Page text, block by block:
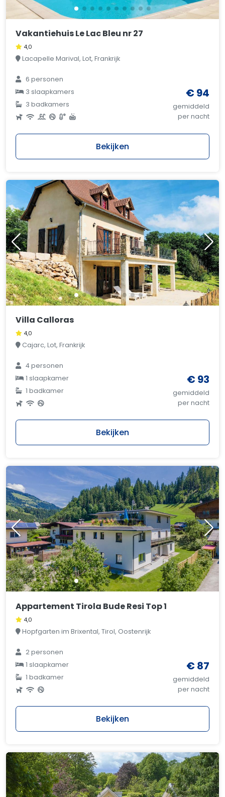
Vakantiehuis Le Lac Bleu nr 27
4,0
Lacapelle Marival, Lot, Frankrijk
6 personen
3 slaapkamers
3 badkamers
€ 94
gemiddeld
per nacht
Bekijken
Villa Calloras
4,0
Cajarc, Lot, Frankrijk
4 personen
1 slaapkamer
1 badkamer
€ 93
gemiddeld
per nacht
Bekijken
Appartement Tirola Bude Resi Top 1
4,0
Hopfgarten im Brixental, Tirol, Oostenrijk
2 personen
1 slaapkamer
1 badkamer
€ 87
gemiddeld
per nacht
Bekijken